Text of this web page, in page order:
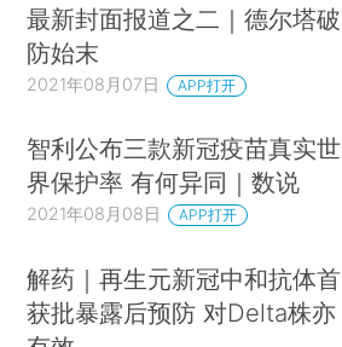
最新封面报道之二｜德尔塔破
防始末
2021年08月07日 APP打开
智利公布三款新冠疫苗真实世
界保护率 有何异同｜数说
2021年08月08日 APP打开
解药｜再生元新冠中和抗体首
获批暴露后预防 对Delta株亦